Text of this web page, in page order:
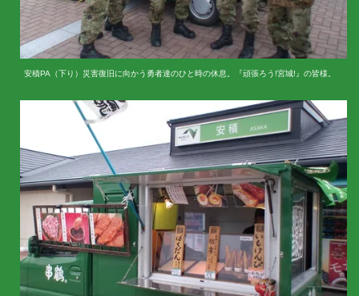
安積PA（下り）災害復旧に向かう勇者達のひと時の休息。『頑張ろう!宮城!』の皆様。